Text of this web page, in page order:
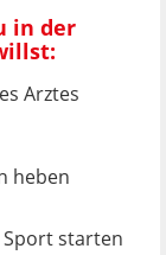
in der
Arztes
heben
starten